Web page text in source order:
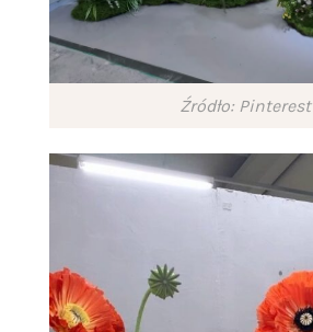
Źródło: Pinterest